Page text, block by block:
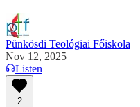
Pünkösdi Teológiai Főiskola
Nov 12, 2025
Listen
2